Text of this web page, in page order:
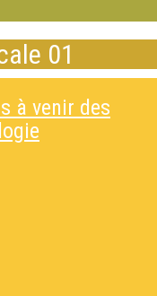
01
à venir des